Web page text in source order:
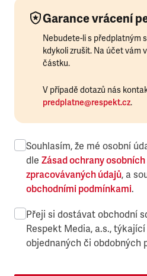
Garance vrácení
Nebudete-li s předplatným
kdykoli zrušit. Na účet vám
částku.
V případě dotazů nás
predplatne@respekt.cz.
Souhlasím, že mé osobní
dle Zásad ochrany
zpracovávaných údajů, a
obchodními podmínkami.
Přeji si dostávat obchodní
Respekt Media, a.s.,
objednaných či obdobných